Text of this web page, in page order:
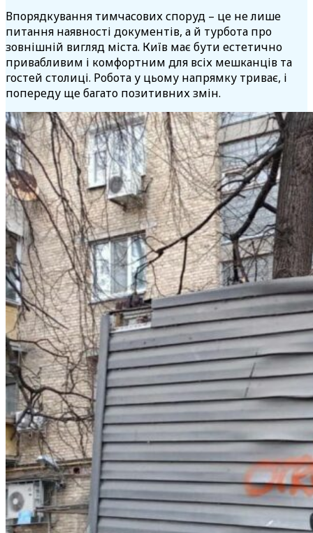
Впорядкування тимчасових споруд – це не лише
питання наявності документів, а й турбота про
зовнішній вигляд міста. Київ має бути естетично
привабливим і комфортним для всіх мешканців та
гостей столиці. Робота у цьому напрямку триває, і
попереду ще багато позитивних змін.